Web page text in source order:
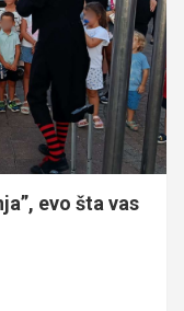
evo šta vas